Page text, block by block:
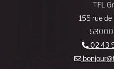
TFL
155 rue
53000
02 43